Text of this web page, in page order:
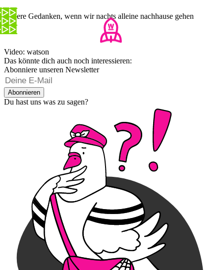
Unsere Gedanken, wenn wir nachts alleine nachhause gehen
Video: watson
Das könnte dich auch noch interessieren:
Abonniere unseren Newsletter
Abonnieren
Du hast uns was zu sagen?